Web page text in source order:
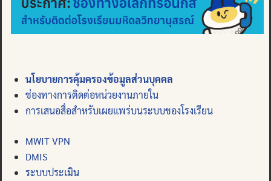
นโยบายการคุ้มครองข้อมูลส่วนบุคคล
ช่องทางการติดต่อหน่วยงานภายใน
การเสนอสื่อสำหรับเผยแพร่บนระบบของโรงเรียน
MWIT VPN
DMIS
ระบบประเมิน